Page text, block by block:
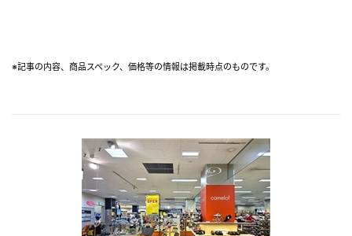
※記事の内容、商品スペック、価格等の情報は掲載時点のものです。